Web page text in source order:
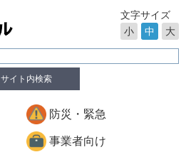
サイト内検索
文字サイズ
小
中 大
防災・緊急
事業者向け